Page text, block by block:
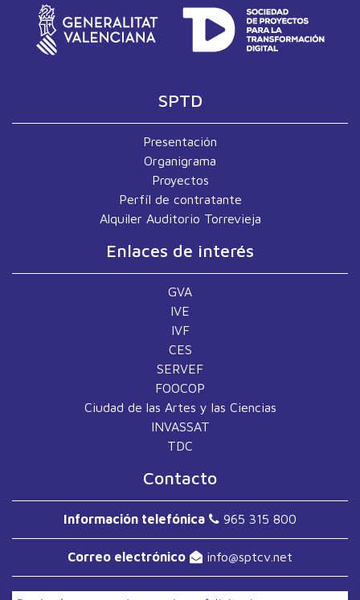
SPTD
Presentación
Organigrama
Proyectos
Perfíl de contratante
Alquiler Auditorio Torrevieja
Enlaces de interés
GVA
IVE
IVF
CES
SERVEF
FOOCOP
Ciudad de las Artes y las Ciencias
INVASSAT
TDC
Contacto
Información telefónica 965 315 800
Correo electrónico info sptcv.net